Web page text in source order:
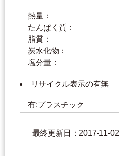
熱量：
たんぱく質：
脂質：
炭水化物：
塩分量：
リサイクル表示の有無
有:プラスチック
最終更新日：2017-11-02